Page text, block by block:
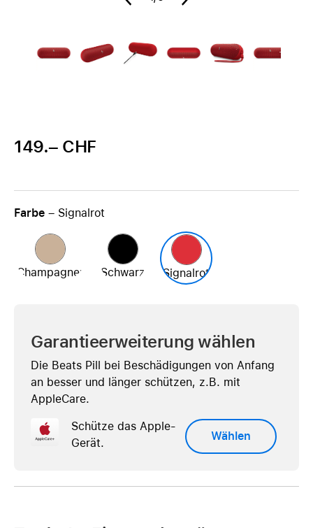
149.– CHF
Farbe – Signalrot
Champagner Schwarz Signalrot
Garantieerweiterung wählen
Die Beats Pill bei Beschädigungen von Anfang
an besser und länger schützen, z.B. mit
AppleCare.
Schütze das Apple-
Gerät.
Wählen